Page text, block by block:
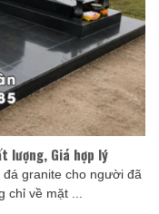
lượng, Giá hợp lý
granite cho người đã
chỉ về mặt ...